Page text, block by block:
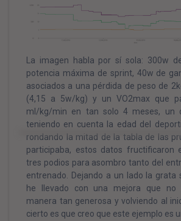
La imagen habla por sí sola: 300w
potencia máxima de sprint, 40w de
asociados a una pérdida de peso de
(4,15 a 5w/kg) y un VO2max que
ml/kg/min en tan solo 4 meses, un
teniendo en cuenta la edad del
rondando la mitad de la tabla de las
participaba, estos datos fructificaron
tres podios para asombro tanto del
entrenado. Dejando a un lado la grata
he llevado con una mejora que no
manera tan generosa y volviendo al
cierto es que creo que este ejemplo es